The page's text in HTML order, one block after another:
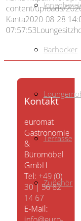
Barhocker
Terrasse
Zubehör
content/uploads/
Kanta2020-08-28
07:57:53
Kontakt
euromat
Gastronomie
&
Büromöbel
GmbH
Tel: +49 (0)
30 | 56 82
14 67
E-Mail: